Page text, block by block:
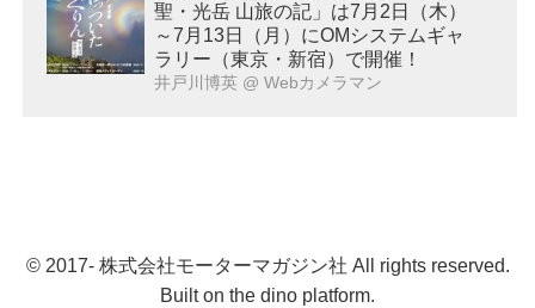
聖・光岳 山旅の記」は7月2日（木）
～7月13日（月）にOMシステムギャ
ラリー（東京・新宿）で開催！
井戸川博英 @ Webカメラマン
© 2017- 株式会社モーターマガジン社 All rights reserved.
Built on the dino platform.